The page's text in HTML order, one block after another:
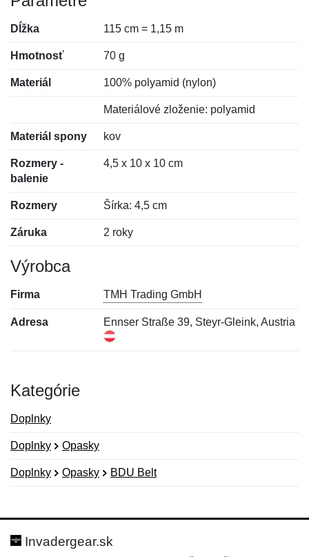
Dĺžka 115 cm = 1,15 m
Hmotnosť 70 g
Materiál 100% polyamid (nylon)
Materiálové zloženie: polyamid
Materiál spony kov
Rozmery -
balenie
4,5 x 10 x 10 cm
Rozmery Šírka: 4,5 cm
Záruka 2 roky
Výrobca
Firma TMH Trading GmbH
Adresa Ennser Straße 39, Steyr-Gleink, Austria
Kategórie
Doplnky
Doplnky Opasky
Doplnky Opasky BDU Belt
Hodnotenie:
Meno:
Invadergear.sk